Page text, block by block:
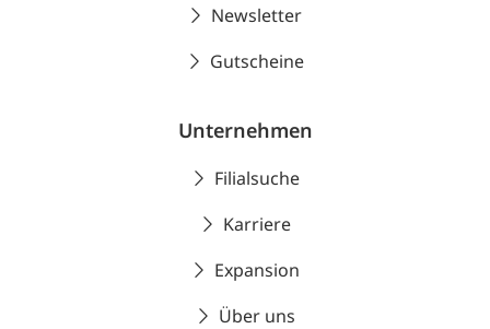
Newsletter
Gutscheine
Unternehmen
Filialsuche
Karriere
Expansion
Über uns